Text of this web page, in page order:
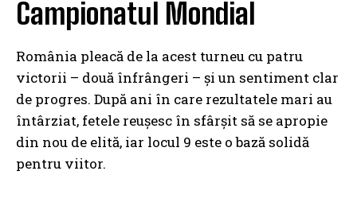
Campionatul Mondial
România pleacă de la acest turneu cu patru
victorii – două înfrângeri – și un sentiment clar
de progres. După ani în care rezultatele mari au
întârziat, fetele reușesc în sfârșit să se apropie
din nou de elită, iar locul 9 este o bază solidă
pentru viitor.